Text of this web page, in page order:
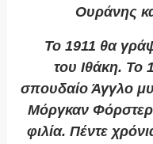
Ουράνης
Το 1911 θα
του Ιθάκη. Το
σπουδαίο Άγγλο
Μόργκαν Φόρστερ
φιλία. Πέντε